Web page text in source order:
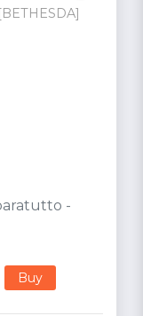
[BETHESDA]
-
Buy